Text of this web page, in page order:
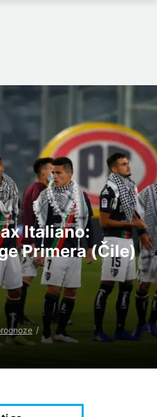
Italiano:
Primera (Čile)